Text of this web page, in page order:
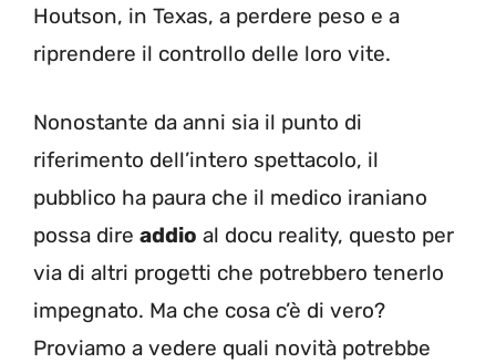
Houtson, in Texas, a perdere peso e a
riprendere il controllo delle loro vite.
Nonostante da anni sia il punto di
riferimento dell’intero spettacolo, il
pubblico ha paura che il medico iraniano
possa dire addio al docu reality, questo per
via di altri progetti che potrebbero tenerlo
impegnato. Ma che cosa c’è di vero?
Proviamo a vedere quali novità potrebbe